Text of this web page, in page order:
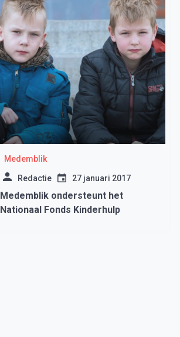
Medemblik
Redactie 27 januari 2017
Medemblik ondersteunt het
Nationaal Fonds Kinderhulp